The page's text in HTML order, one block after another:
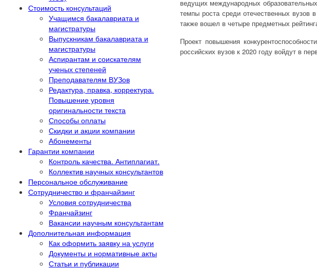
Стоимость консультаций
Учащимся бакалавриата и
магистратуры
Выпускникам бакалавриата и
магистратуры
Аспирантам и соискателям
ученых степеней
Преподавателям ВУЗов
Редактура, правка, корректура.
Повышение уровня
оригинальности текста
Способы оплаты
Скидки и акции компании
Абонементы
Гарантии компании
Контроль качества. Антиплагиат.
Коллектив научных консультантов
Персональное обслуживание
Сотрудничество и франчайзинг
Условия сотрудничества
Франчайзинг
Вакансии научным консультантам
Дополнительная информация
Как оформить заявку на услуги
Документы и нормативные акты
Статьи и публикации
ведущих международных
темпы роста среди отечественных вузов
также вошел в четыре предметных
Проект повышения
российских вузов к 2020 году войдут в